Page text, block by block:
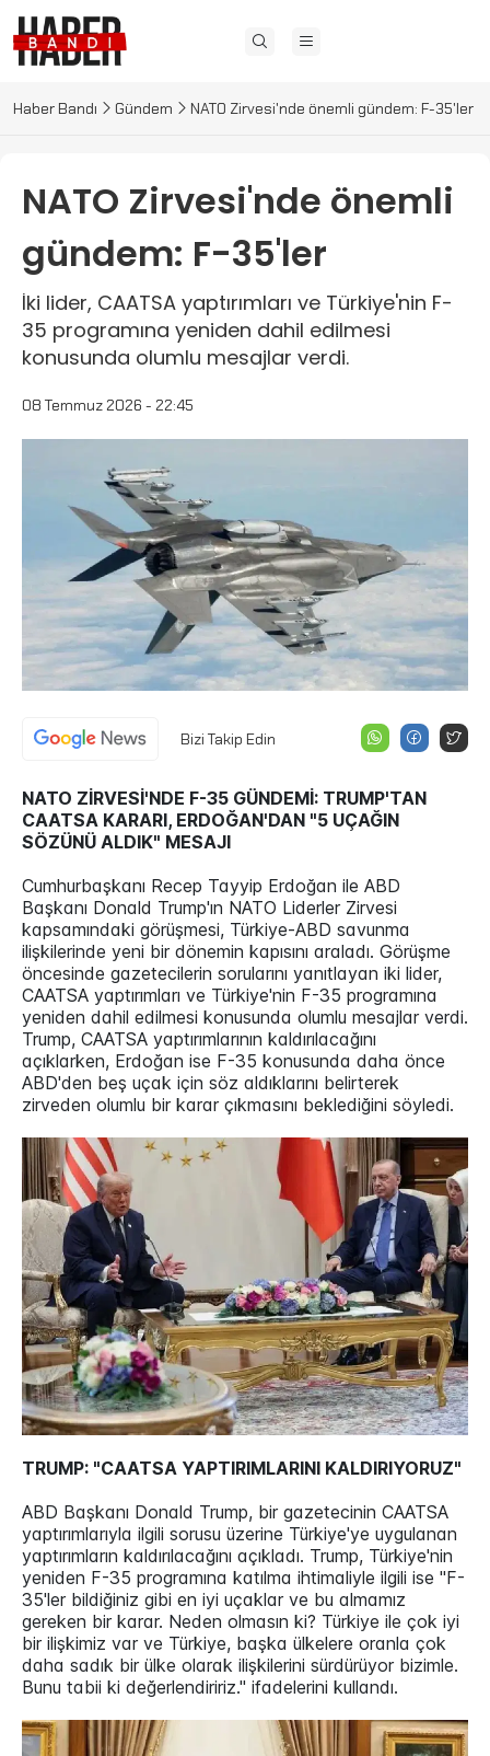
Haber Bandı Gündem NATO Zirvesi'nde önemli gündem: F-35'ler
NATO Zirvesi'nde önemli
gündem: F-35'ler
İki lider, CAATSA yaptırımları ve Türkiye'nin F-
35 programına yeniden dahil edilmesi
konusunda olumlu mesajlar verdi.
08 Temmuz 2026 - 22:45
Bizi Takip Edin
NATO ZİRVESİ'NDE F-35 GÜNDEMİ: TRUMP'TAN
CAATSA KARARI, ERDOĞAN'DAN "5 UÇAĞIN
SÖZÜNÜ ALDIK" MESAJI
Cumhurbaşkanı Recep Tayyip Erdoğan ile ABD
Başkanı Donald Trump'ın NATO Liderler Zirvesi
kapsamındaki görüşmesi, Türkiye-ABD savunma
ilişkilerinde yeni bir dönemin kapısını araladı. Görüşme
öncesinde gazetecilerin sorularını yanıtlayan iki lider,
CAATSA yaptırımları ve Türkiye'nin F-35 programına
yeniden dahil edilmesi konusunda olumlu mesajlar verdi.
Trump, CAATSA yaptırımlarının kaldırılacağını
açıklarken, Erdoğan ise F-35 konusunda daha önce
ABD'den beş uçak için söz aldıklarını belirterek
zirveden olumlu bir karar çıkmasını beklediğini söyledi.
TRUMP: "CAATSA YAPTIRIMLARINI KALDIRIYORUZ"
ABD Başkanı Donald Trump, bir gazetecinin CAATSA
yaptırımlarıyla ilgili sorusu üzerine Türkiye'ye uygulanan
yaptırımların kaldırılacağını açıkladı. Trump, Türkiye'nin
yeniden F-35 programına katılma ihtimaliyle ilgili ise "F-
35'ler bildiğiniz gibi en iyi uçaklar ve bu almamız
gereken bir karar. Neden olmasın ki? Türkiye ile çok iyi
bir ilişkimiz var ve Türkiye, başka ülkelere oranla çok
daha sadık bir ülke olarak ilişkilerini sürdürüyor bizimle.
Bunu tabii ki değerlendiririz." ifadelerini kullandı.